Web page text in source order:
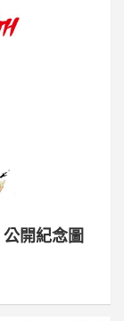
開紀念圖